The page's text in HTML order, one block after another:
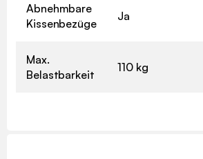
Abnehmbare
Kissenbezüge
Ja
Max.
Belastbarkeit
110 kg